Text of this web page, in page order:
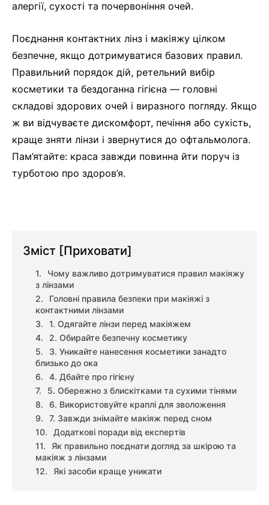
алергії, сухості та почервоніння очей.
Поєднання контактних лінз і макіяжу цілком
безпечне, якщо дотримуватися базових правил.
Правильний порядок дій, ретельний вибір
косметики та бездоганна гігієна — головні
складові здорових очей і виразного погляду. Якщо
ж ви відчуваєте дискомфорт, печіння або сухість,
краще зняти лінзи і звернутися до офтальмолога.
Пам’ятайте: краса завжди повинна йти поруч із
турботою про здоров’я.
Зміст [Приховати]
Чому важливо дотримуватися правил макіяжу
з лінзами
Головні правила безпеки при макіяжі з
контактними лінзами
1. Одягайте лінзи перед макіяжем
2. Обирайте безпечну косметику
3. Уникайте нанесення косметики занадто
близько до ока
4. Дбайте про гігієну
5. Обережно з блискітками та сухими тінями
6. Використовуйте краплі для зволоження
7. Завжди знімайте макіяж перед сном
Додаткові поради від експертів
Як правильно поєднати догляд за шкірою та
макіяж з лінзами
Які засоби краще уникати